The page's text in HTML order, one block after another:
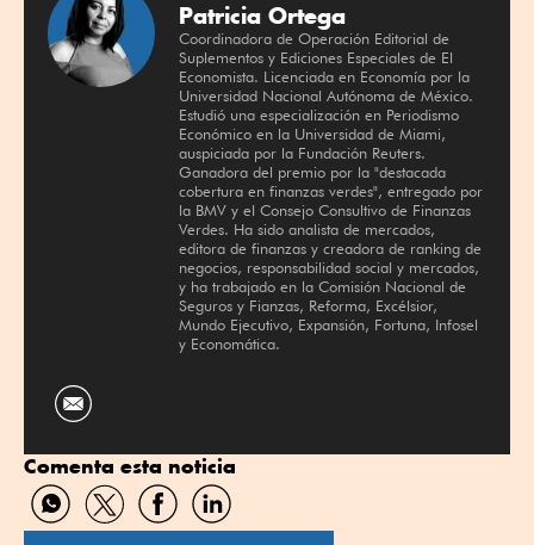
Patricia Ortega
Coordinadora de Operación Editorial de
Suplementos y Ediciones Especiales de El
Economista. Licenciada en Economía por la
Universidad Nacional Autónoma de México.
Estudió una especialización en Periodismo
Económico en la Universidad de Miami,
auspiciada por la Fundación Reuters.
Ganadora del premio por la "destacada
cobertura en finanzas verdes", entregado por
la BMV y el Consejo Consultivo de Finanzas
Verdes. Ha sido analista de mercados,
editora de finanzas y creadora de ranking de
negocios, responsabilidad social y mercados,
y ha trabajado en la Comisión Nacional de
Seguros y Fianzas, Reforma, Excélsior,
Mundo Ejecutivo, Expansión, Fortuna, Infosel
y Economática.
Comenta esta noticia
Compartir
por
Compartir
por
Compartir
por
Compartir
por